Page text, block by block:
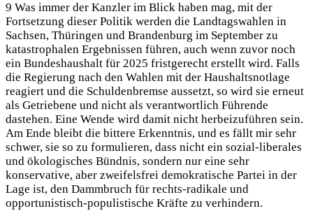
9 Was immer der Kanzler im Blick haben mag, mit der
Fortsetzung dieser Politik werden die Landtagswahlen in
Sachsen, Thüringen und Brandenburg im September zu
katastrophalen Ergebnissen führen, auch wenn zuvor noch
ein Bundeshaushalt für 2025 fristgerecht erstellt wird. Falls
die Regierung nach den Wahlen mit der Haushaltsnotlage
reagiert und die Schuldenbremse aussetzt, so wird sie erneut
als Getriebene und nicht als verantwortlich Führende
dastehen. Eine Wende wird damit nicht herbeizuführen sein.
Am Ende bleibt die bittere Erkenntnis, und es fällt mir sehr
schwer, sie so zu formulieren, dass nicht ein sozial-liberales
und ökologisches Bündnis, sondern nur eine sehr
konservative, aber zweifelsfrei demokratische Partei in der
Lage ist, den Dammbruch für rechts-radikale und
opportunistisch-populistische Kräfte zu verhindern.